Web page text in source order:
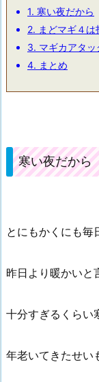
1. 寒い夜だから
2. まどマギ４
3. マギカアタ
4. まとめ
寒い夜だから
とにもかくにも毎
昨日より暖かいと
十分すぎるくらい
年老いてきたせい